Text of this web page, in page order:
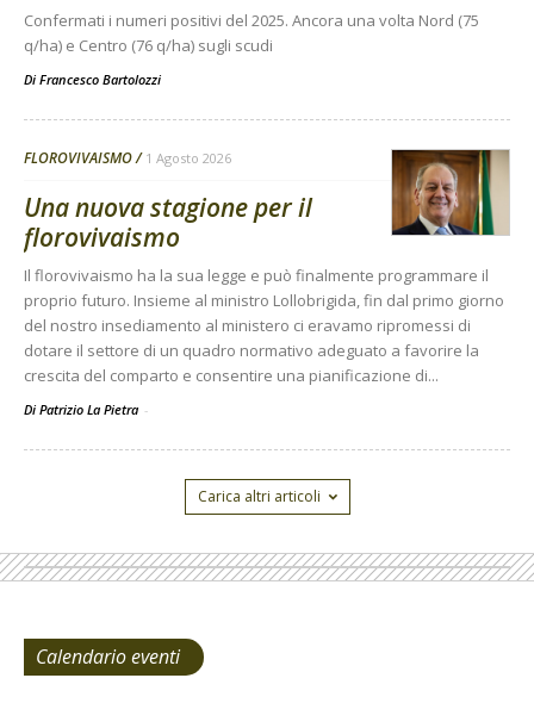
Confermati i numeri positivi del 2025. Ancora una volta Nord (75
q/ha) e Centro (76 q/ha) sugli scudi
Di Francesco Bartolozzi
FLOROVIVAISMO 1 Agosto 2026
Una nuova stagione per il
florovivaismo
Il florovivaismo ha la sua legge e può finalmente programmare il
proprio futuro. Insieme al ministro Lollobrigida, fin dal primo giorno
del nostro insediamento al ministero ci eravamo ripromessi di
dotare il settore di un quadro normativo adeguato a favorire la
crescita del comparto e consentire una pianificazione di...
Di Patrizio La Pietra -
Carica altri articoli
Calendario eventi